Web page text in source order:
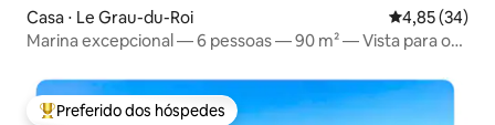
Casa ⋅ Le Grau-du-Roi 4,85 de uma
4,85 (34)
Marina excepcional — 6 pessoas — 90 m² — Vista para o
Entre os melhores preferidos dos hóspedes
Preferido dos hóspedes